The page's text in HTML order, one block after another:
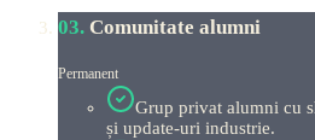
03. Comunitate alumni
Permanent
Grup privat alumni cu
și update-uri industrie.